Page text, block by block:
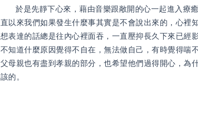
於是先靜下心來，藉由音樂跟敞開的心一起進入療
直以來我們如果發生什麼事其實是不會說出來的，心裡
想表達的話總是往內心裡面吞，一直壓抑長久下來已經
不知道什麼原因覺得不自在，無法做自己，有時覺得喘
父母親也有盡到孝親的部分，也希望他們過得開心，為
該的。